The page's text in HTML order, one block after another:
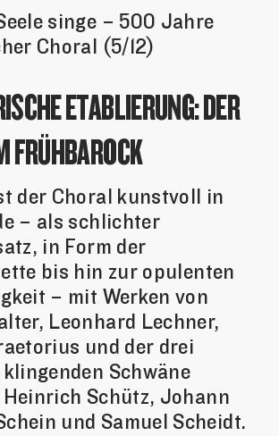
singe – 500 Jahre
Choral (5/12)
ETABLIERUNG: DER
FRÜHBAROCK
der Choral kunstvoll in
– als schlichter
in Form der
bis hin zur opulenten
– mit Werken von
Leonhard Lechner,
und der drei
Schwäne
Heinrich Schütz, Johann
und Samuel Scheidt.